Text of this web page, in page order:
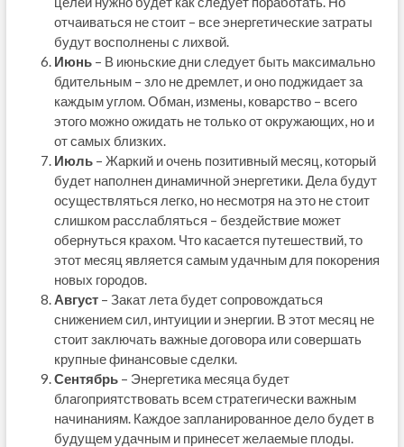
отчаиваться не стоит – все энергетические затраты
будут восполнены с лихвой.
Июнь– В июньские дни следует быть максимально
бдительным – зло не дремлет, и оно поджидает за
каждым углом. Обман, измены, коварство – всего
этого можно ожидать не только от окружающих, но и
от самых близких.
Июль– Жаркий и очень позитивный месяц, который
будет наполнен динамичной энергетики. Дела будут
осуществляться легко, но несмотря на это не стоит
слишком расслабляться – бездействие может
обернуться крахом. Что касается путешествий, то
этот месяц является самым удачным для покорения
новых городов.
Август– Закат лета будет сопровождаться
снижением сил, интуиции и энергии. В этот месяц не
стоит заключать важные договора или совершать
крупные финансовые сделки.
Сентябрь– Энергетика месяца будет
благоприятствовать всем стратегически важным
начинаниям. Каждое запланированное дело будет в
будущем удачным и принесет желаемые плоды.